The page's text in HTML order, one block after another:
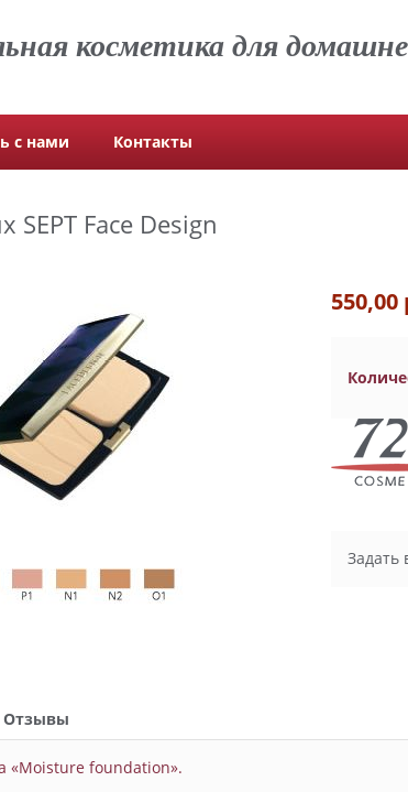
косметика для
с нами Контакты
SEPT Face Design
550,00
Задать
Отзывы
«Moisture foundation».